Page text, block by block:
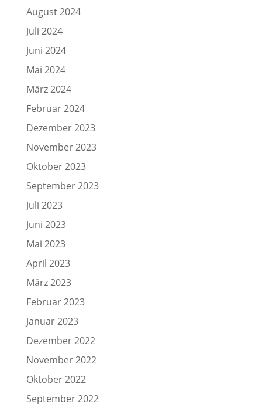
August 2024
Juli 2024
Juni 2024
Mai 2024
März 2024
Februar 2024
Dezember 2023
November 2023
Oktober 2023
September 2023
Juli 2023
Juni 2023
Mai 2023
April 2023
März 2023
Februar 2023
Januar 2023
Dezember 2022
November 2022
Oktober 2022
September 2022